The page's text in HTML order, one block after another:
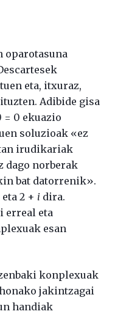
oparotasuna
eta, itxuraz,
Adibide gisa
= 0 ekuazio
soluzioak «ez
irudikariak
dago norberak
bat datorrenik».
eta 2 + i dira.
erreal eta
esan
konplexuak
jakintzagai
handiak